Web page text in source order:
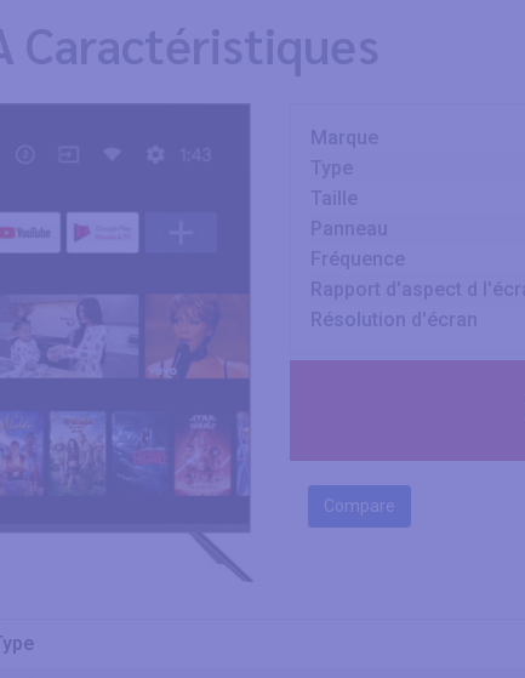
Caractéristiques
Marque
Taille
Fréquence
Résolution d'écran
Compare